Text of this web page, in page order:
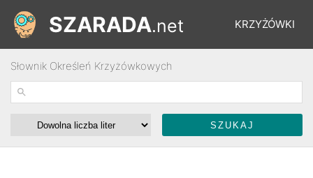
KRZYŻÓWKI
ŁAMIGŁÓWKI
SZARADA.net
Słownik Określeń Krzyżówkowych